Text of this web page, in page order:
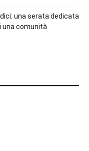
una serata dedicata
una comunità